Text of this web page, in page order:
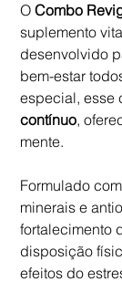
OCombo
suplemento
desenvolvido
bem-estar
especial, esse
contínuo,
mente.
Formulado
minerais e
fortalecimento
disposição
efeitos do